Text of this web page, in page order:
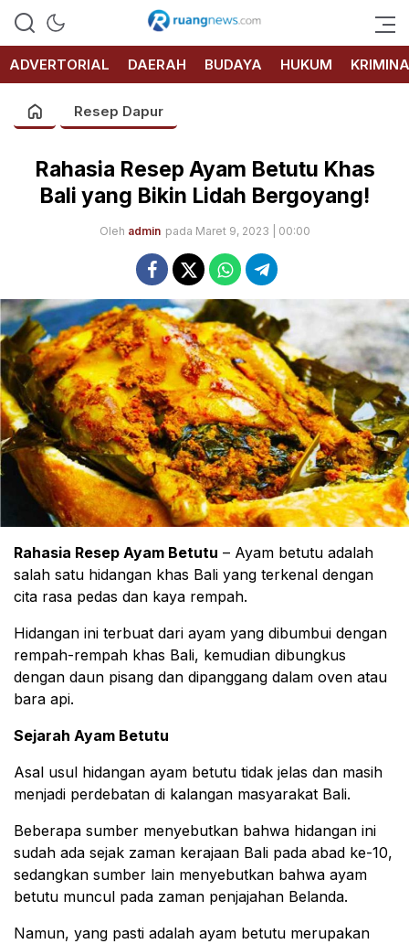
RUANG
NEWS
ADVERTORIAL
DAERAH BUDAYA HUKUM
Resep Dapur
Rahasia Resep Ayam Betutu Khas
Bali yang Bikin Lidah Bergoyang!
Oleh admin pada Maret 9, 2023 | 00:00
Rahasia Resep Ayam Betutu – Ayam betutu adalah
salah satu hidangan khas Bali yang terkenal dengan
cita rasa pedas dan kaya rempah.
Hidangan ini terbuat dari ayam yang dibumbui dengan
rempah-rempah khas Bali, kemudian dibungkus
dengan daun pisang dan dipanggang dalam oven atau
bara api.
Sejarah Ayam Betutu
Asal usul hidangan ayam betutu tidak jelas dan masih
menjadi perdebatan di kalangan masyarakat Bali.
Beberapa sumber menyebutkan bahwa hidangan ini
sudah ada sejak zaman kerajaan Bali pada abad ke-10,
sedangkan sumber lain menyebutkan bahwa ayam
betutu muncul pada zaman penjajahan Belanda.
Namun, yang pasti adalah ayam betutu merupakan